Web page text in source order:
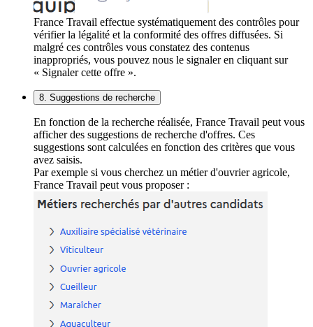
France Travail effectue systématiquement des contrôles pour
vérifier la légalité et la conformité des offres diffusées. Si
malgré ces contrôles vous constatez des contenus
inappropriés, vous pouvez nous le signaler en cliquant sur
« Signaler cette offre ».
8. Suggestions de recherche
En fonction de la recherche réalisée, France Travail peut vous
afficher des suggestions de recherche d'offres. Ces
suggestions sont calculées en fonction des critères que vous
avez saisis.
Par exemple si vous cherchez un métier d'ouvrier agricole,
France Travail peut vous proposer :